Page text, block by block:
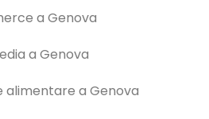
a Genova
a Genova
alimentare a Genova